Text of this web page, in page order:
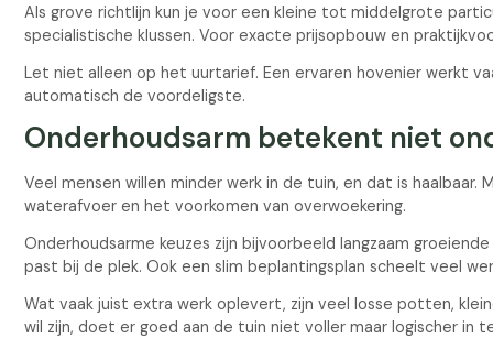
Als grove richtlijn kun je voor een kleine tot middelgrote
specialistische klussen. Voor exacte prijsopbouw en
Let niet alleen op het uurtarief. Een ervaren hovenier werkt
automatisch de voordeligste.
Onderhoudsarm betekent niet
Veel mensen willen minder werk in de tuin, en dat is
waterafvoer en het voorkomen van overwoekering.
Onderhoudsarme keuzes zijn bijvoorbeeld langzaam
past bij de plek. Ook een slim beplantingsplan scheelt veel
Wat vaak juist extra werk oplevert, zijn veel losse potten,
wil zijn, doet er goed aan de tuin niet voller maar logischer in